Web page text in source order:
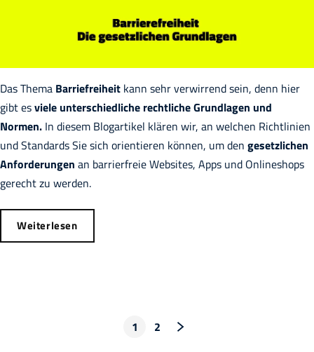
Das Thema Barriefreiheit kann sehr verwirrend sein, denn hier
gibt esviele unterschiedliche rechtliche Grundlagen und
Normen. In diesem Blogartikel klären wir, an welchen Richtlinien
und Standards Sie sich orientieren können, um den gesetzlichen
Anforderungen an barrierfreie Websites, Apps und Onlineshops
gerecht zu werden.
Weiterlesen
1 2